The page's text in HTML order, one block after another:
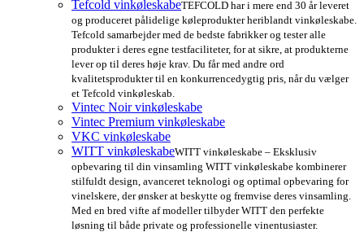
Tefcold vinkøleskabeTEFCOLD har i mere end 30 år leveret
og produceret pålidelige køleprodukter heriblandt vinkøleskabe.
Tefcold samarbejder med de bedste fabrikker og tester alle
produkter i deres egne testfaciliteter, for at sikre, at produkterne
lever op til deres høje krav. Du får med andre ord
kvalitetsprodukter til en konkurrencedygtig pris, når du vælger
et Tefcold vinkøleskab.
Vintec Noir vinkøleskabe
Vintec Premium vinkøleskabe
VKC vinkøleskabe
WITT vinkøleskabeWITT vinkøleskabe – Eksklusiv
opbevaring til din vinsamling WITT vinkøleskabe kombinerer
stilfuldt design, avanceret teknologi og optimal opbevaring for
vinelskere, der ønsker at beskytte og fremvise deres vinsamling.
Med en bred vifte af modeller tilbyder WITT den perfekte
løsning til både private og professionelle vinentusiaster.